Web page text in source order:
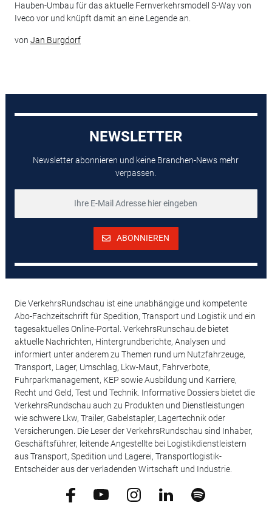
Hauben-Umbau für das aktuelle Fernverkehrsmodell S-Way von
Iveco vor und knüpft damit an eine Legende an.
von Jan Burgdorf
NEWSLETTER
Newsletter abonnieren und keine Branchen-News mehr
verpassen.
ABONNIEREN
Die VerkehrsRundschau ist eine unabhängige und kompetente
Abo-Fachzeitschrift für Spedition, Transport und Logistik und ein
tagesaktuelles Online-Portal. VerkehrsRunschau.de bietet
aktuelle Nachrichten, Hintergrundberichte, Analysen und
informiert unter anderem zu Themen rund um Nutzfahrzeuge,
Transport, Lager, Umschlag, Lkw-Maut, Fahrverbote,
Fuhrparkmanagement, KEP sowie Ausbildung und Karriere,
Recht und Geld, Test und Technik. Informative Dossiers bietet die
VerkehrsRundschau auch zu Produkten und Dienstleistungen
wie schwere Lkw, Trailer, Gabelstapler, Lagertechnik oder
Versicherungen. Die Leser der VerkehrsRundschau sind Inhaber,
Geschäftsführer, leitende Angestellte bei Logistikdienstleistern
aus Transport, Spedition und Lagerei, Transportlogistik-
Entscheider aus der verladenden Wirtschaft und Industrie.